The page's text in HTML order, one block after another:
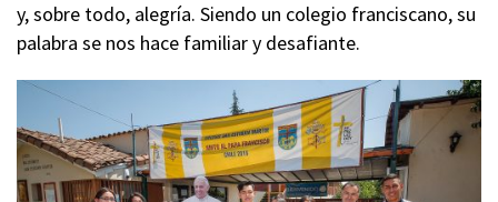
y, sobre todo, alegría. Siendo un colegio franciscano, su
palabra se nos hace familiar y desafiante.